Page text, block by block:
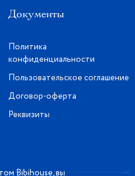
Документы
Политика
конфиденциальности
Пользовательское соглашение
Договор-оферта
Реквизиты
Bibihouse, вы